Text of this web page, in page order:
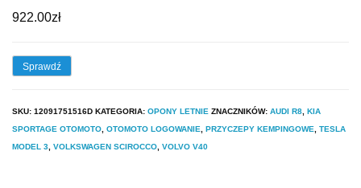
922.00zł
Sprawdź
SKU: 12091751516D KATEGORIA: OPONY LETNIE ZNACZNIKÓW: AUDI R8 KIA
SPORTAGE OTOMOTO OTOMOTO LOGOWANIE PRZYCZEPY KEMPINGOWE
TESLA
MODEL 3 VOLKSWAGEN SCIROCCO VOLVO V40